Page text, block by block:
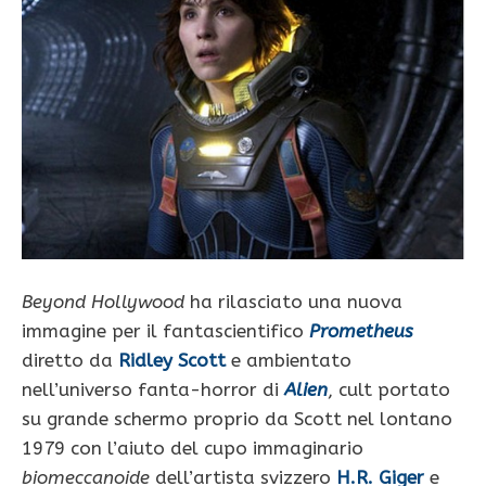
Beyond Hollywood ha rilasciato una nuova
immagine per il fantascientifico Prometheus
diretto da Ridley Scotte ambientato
nell’universo fanta-horror diAlien, cult portato
su grande schermo proprio da Scott nel lontano
1979 con l’aiuto del cupo immaginario
biomeccanoide dell’artista svizzero H.R. Giger e